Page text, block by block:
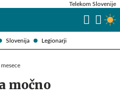
Slovenija Legionarji
Telekom Slovenije
močno